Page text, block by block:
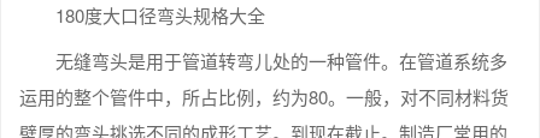
180度大口径弯头规格大全
无缝弯头是用于管道转弯儿处的一种管件。在管道系统多
运用的整个管件中，所占比例，约为80。一般，对不同材料货
壁厚的弯头挑选不同的成形工艺。到现在截止。制造厂常用的